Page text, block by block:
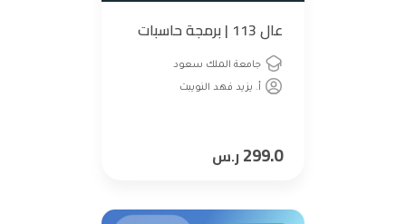
عال 113 | برمجة حاسبات
جامعة الملك سعود
أ. يزيد فهد النويبت
299.0ر.س